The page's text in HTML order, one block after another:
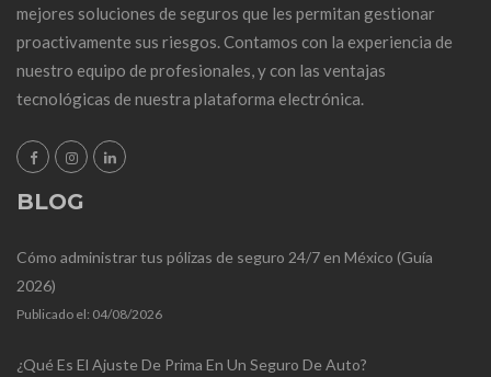
mejores soluciones de seguros que les permitan gestionar
proactivamente sus riesgos. Contamos con la experiencia de
nuestro equipo de profesionales, y con las ventajas
tecnológicas de nuestra plataforma electrónica.
BLOG
Cómo administrar tus pólizas de seguro 24/7 en México (Guía
2026)
Publicado el: 04/08/2026
¿Qué Es El Ajuste De Prima En Un Seguro De Auto?